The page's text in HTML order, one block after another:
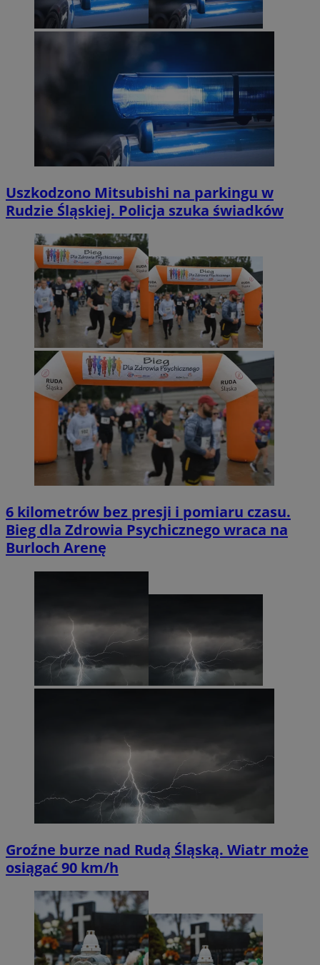
Uszkodzono Mitsubishi na parkingu w
Rudzie Śląskiej. Policja szuka świadków
6 kilometrów bez presji i pomiaru czasu.
Bieg dla Zdrowia Psychicznego wraca na
Burloch Arenę
Groźne burze nad Rudą Śląską. Wiatr może
osiągać 90 km/h